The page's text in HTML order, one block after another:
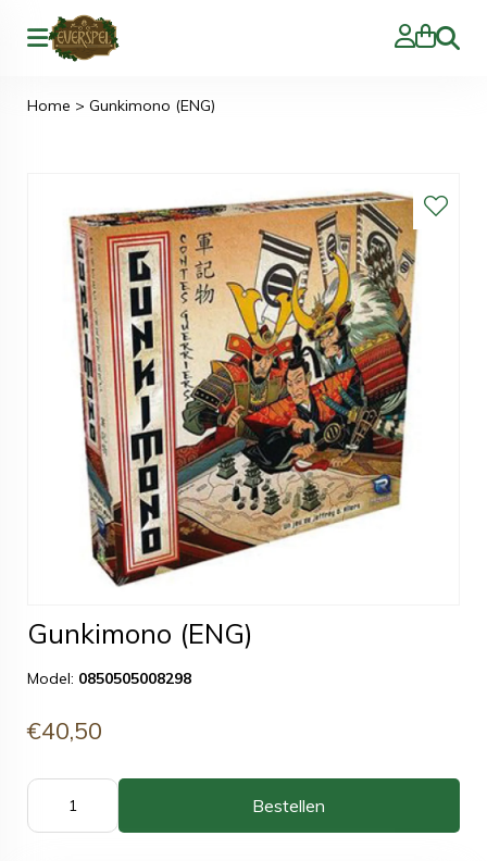
Zoeken
Home > Gunkimono (ENG)
Gunkimono (ENG)
Model: 0850505008298
€40,50
Bestellen